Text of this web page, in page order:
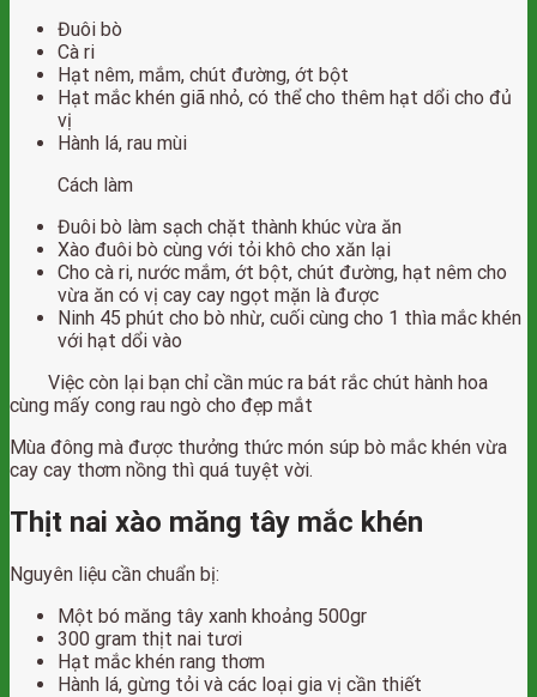
Đuôi bò
Cà ri
Hạt nêm, mắm, chút đường, ớt bột
Hạt mắc khén giã nhỏ, có thể cho thêm hạt dổi cho đủ
vị
Hành lá, rau mùi
Cách làm
Đuôi bò làm sạch chặt thành khúc vừa ăn
Xào đuôi bò cùng với tỏi khô cho xăn lại
Cho cà ri, nước mắm, ớt bột, chút đường, hạt nêm cho
vừa ăn có vị cay cay ngọt mặn là được
Ninh 45 phút cho bò nhừ, cuối cùng cho 1 thìa mắc khén
với hạt dổi vào
Việc còn lại bạn chỉ cần múc ra bát rắc chút hành hoa
cùng mấy cong rau ngò cho đẹp mắt
Mùa đông mà được thưởng thức món súp bò mắc khén vừa
cay cay thơm nồng thì quá tuyệt vời.
Thịt nai xào măng tây mắc khén
Nguyên liệu cần chuẩn bị:
Một bó măng tây xanh khoảng 500gr
300 gram thịt nai tươi
Hạt mắc khén rang thơm
Hành lá, gừng tỏi và các loại gia vị cần thiết